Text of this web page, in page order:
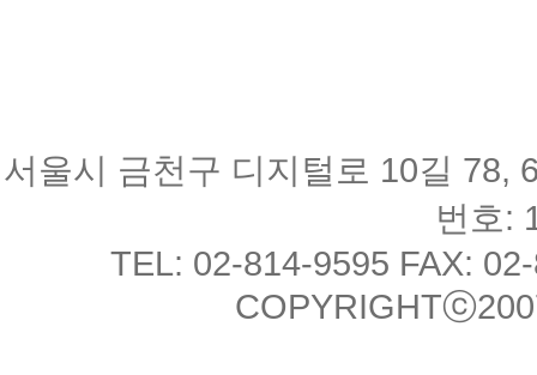
서울시 금천구 디지털로 10길 78,
번호:
TEL: 02-814-9595 FAX: